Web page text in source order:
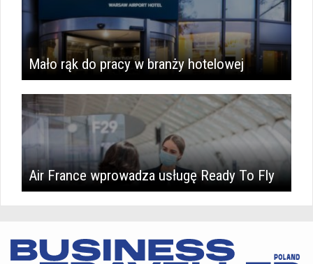
Mało rąk do pracy w branży hotelowej
Air France wprowadza usługę Ready To Fly